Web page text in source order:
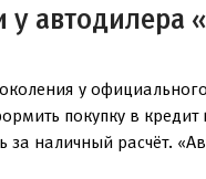
автодилера
у
покупку в
наличный расчёт.